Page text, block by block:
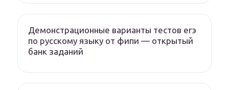
Демонстрационные варианты тестов егэ
по русскому языку от фипи — открытый
банк заданий